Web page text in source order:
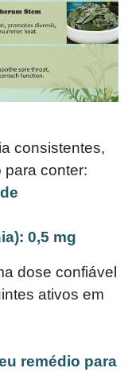
consistentes,
conter:
0,5 mg
dose confiável
ativos em
remédio para